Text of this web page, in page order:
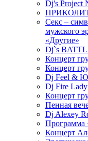
Dj's Project
Секс –
мужского
«Другие»
Dj`s
Концерт
Концерт
Dj Feel &
Dj Fire
Концерт
Пенная
Dj Alexey
Концерт